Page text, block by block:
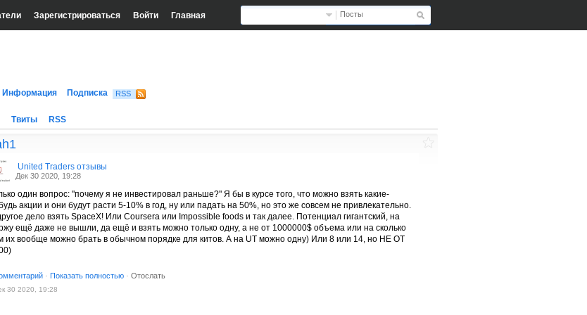
Посты
Зарегистрироваться Войти Главная
Информация Подписка RSS
Твиты RSS
United Traders отзывы
Дек 30 2020, 19:28
один вопрос: "почему я не инвестировал раньше?" Я бы в курсе того, что можно взять какие-
акции и они будут расти 5-10% в год, ну или падать на 50%, но это же совсем не привлекательно.
дело взять SpaceX! Или Coursera или Impossible foods и так далее. Потенциал гигантский, на
ещё даже не вышли, да ещё и взять можно только одну, а не от 1000000$ объема или на сколько
их вообще можно брать в обычном порядке для китов. А на UT можно одну) Или 8 или 14, но НЕ ОТ
· Показать полностью · Отослать
30 2020, 19:28